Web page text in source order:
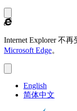
Internet Explorer 不再
Microsoft Edge。
English
简体中文